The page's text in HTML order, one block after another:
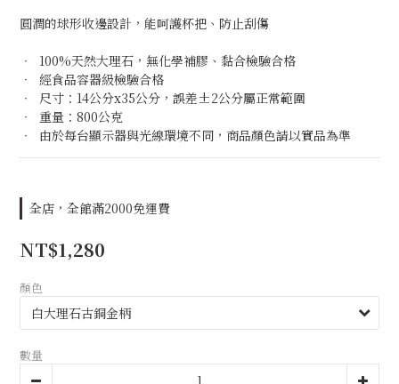
圓潤的球形收邊設計，能呵護杯把、防止刮傷
‧  100%天然大理石，無化學補膠、黏合檢驗合格
‧  經食品容器級檢驗合格
‧  尺寸：14公分x35公分，誤差±2公分屬正常範圍
‧  重量：800公克
‧  由於每台顯示器與光線環境不同，商品顏色請以實品為準
全店，全館滿2000免運費
NT$1,280
顏色
數量